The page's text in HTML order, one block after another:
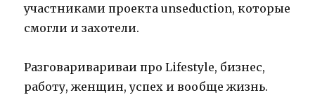
участниками проекта unseduction, которые
смогли и захотели.
Разговаривариваи про Lifestyle, бизнес,
работу, женщин, успех и вообще жизнь.